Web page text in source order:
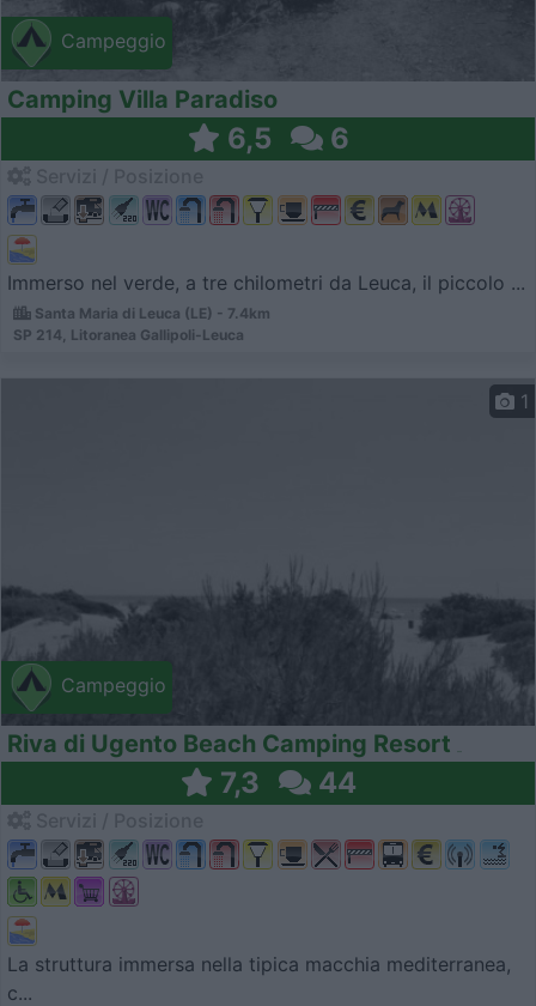
Campeggio
Camping Villa Paradiso
6,5 6
Immerso nel verde, a tre chilometri da Leuca, il piccolo ...
Santa Maria di Leuca (LE) - 7.4km
SP 214, Litoranea Gallipoli-Leuca
Campeggio
1
Riva di Ugento Beach Camping Resort
7,3 44
La struttura immersa nella tipica macchia mediterranea,
c...